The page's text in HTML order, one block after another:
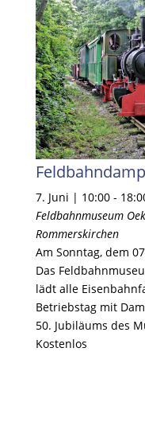
7. Juni | 10:00-
Feldbahnmuseum
Rommerskirchen
Am Sonntag, dem
Das
lädt alle
Betriebstag mit
50. Jubiläums des
Kostenlos